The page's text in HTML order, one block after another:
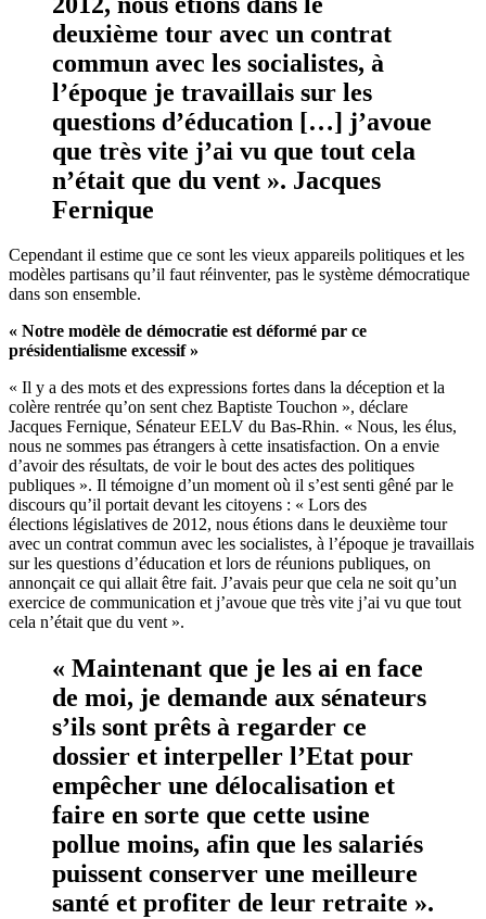
deuxième tour avec un contrat
commun avec les socialistes, à
l’époque je travaillais sur les
questions d’éducation […] j’avoue
que très vite j’ai vu que tout cela
n’était que du vent ». Jacques
Fernique
Cependant il estime que ce sont les vieux appareils politiques et les
modèles partisans qu’il faut réinventer, pas le système démocratique
dans son ensemble.
« Notre modèle de démocratie est déformé par ce
présidentialisme excessif »
« Il y a des mots et des expressions fortes dans la déception et la
colère rentrée qu’on sent chez Baptiste Touchon », déclare
Jacques Fernique, Sénateur EELV du Bas-Rhin. « Nous, les élus,
nous ne sommes pas étrangers à cette insatisfaction. On a envie
d’avoir des résultats, de voir le bout des actes des politiques
publiques ». Il témoigne d’un moment où il s’est senti gêné par le
discours qu’il portait devant les citoyens : « Lors des
élections législatives de 2012, nous étions dans le deuxième tour
avec un contrat commun avec les socialistes, à l’époque je travaillais
sur les questions d’éducation et lors de réunions publiques, on
annonçait ce qui allait être fait. J’avais peur que cela ne soit qu’un
exercice de communication et j’avoue que très vite j’ai vu que tout
cela n’était que du vent ».
« Maintenant que je les ai en face
de moi, je demande aux sénateurs
s’ils sont prêts à regarder ce
dossier et interpeller l’Etat pour
empêcher une délocalisation et
faire en sorte que cette usine
pollue moins, afin que les salariés
puissent conserver une meilleure
santé et profiter de leur retraite ».